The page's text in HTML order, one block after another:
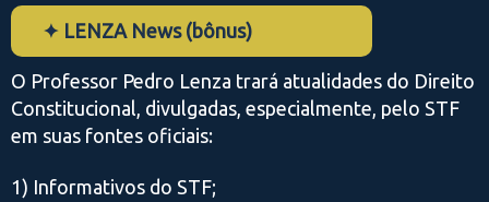
✦ LENZA News (bônus)
O Professor Pedro Lenza trará atualidades do Direito
Constitucional, divulgadas, especialmente, pelo STF
em suas fontes oficiais:
1) Informativos do STF;